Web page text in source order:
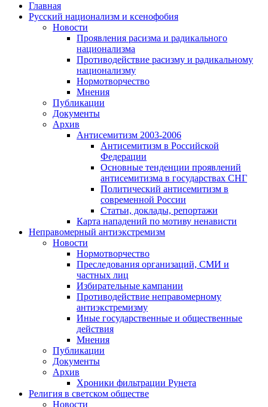
Главная
Русский национализм и ксенофобия
Новости
Проявления расизма и радикального
национализма
Противодействие расизму и радикальному
национализму
Нормотворчество
Мнения
Публикации
Документы
Архив
Антисемитизм 2003-2006
Антисемитизм в Российской
Федерации
Основные тенденции проявлений
антисемитизма в государствах СНГ
Политический антисемитизм в
современной России
Статьи, доклады, репортажи
Карта нападений по мотиву ненависти
Неправомерный антиэкстремизм
Новости
Нормотворчество
Преследования организаций, СМИ и
частных лиц
Избирательные кампании
Противодействие неправомерному
антиэкстремизму
Иные государственные и общественные
действия
Мнения
Публикации
Документы
Архив
Хроники фильтрации Рунета
Религия в светском обществе
Новости